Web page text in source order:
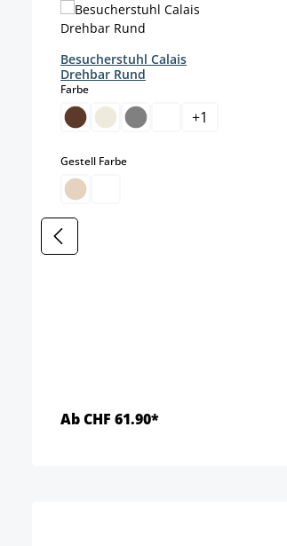
Besucherstuhl Calais
Drehbar Rund
Farbeauswählen
+1
Gestell Farbeauswählen
Ab CHF 61.90*